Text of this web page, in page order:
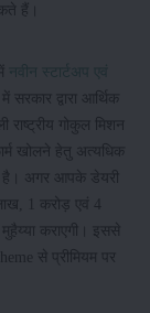
हैं।
नवीन स्टार्टअप एवं
द्वारा आर्थिक
राष्ट्रीय गोकुल मिशन
खोलने हेतु अत्यधिक
है। अगर आपके डेयरी
1 करोड़ एवं 4
कराएगी। इससे
से प्रीमियम पर